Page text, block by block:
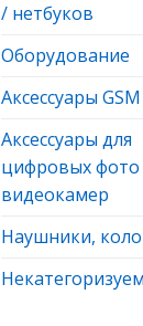
/ нетбуков
Оборудование
Аксессуары GSM
Аксессуары для
цифровых фото
видеокамер
Наушники,